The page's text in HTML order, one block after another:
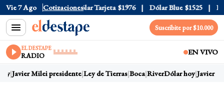
Vie 7 Ago Cotizaciones
Oficial $1520 Dólar Tarjeta $1976 Dólar Blue $1525
Suscribite por $10.000
EL DESTAPE
RADIO EN VIVO
Javier Milei presidente Ley de Tierras Boca RiverDólar hoy Javier